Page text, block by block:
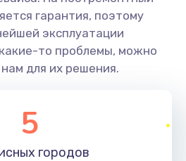
гарантия, поэтому
эксплуатации
то проблемы, можно
для их решения.
5
городов